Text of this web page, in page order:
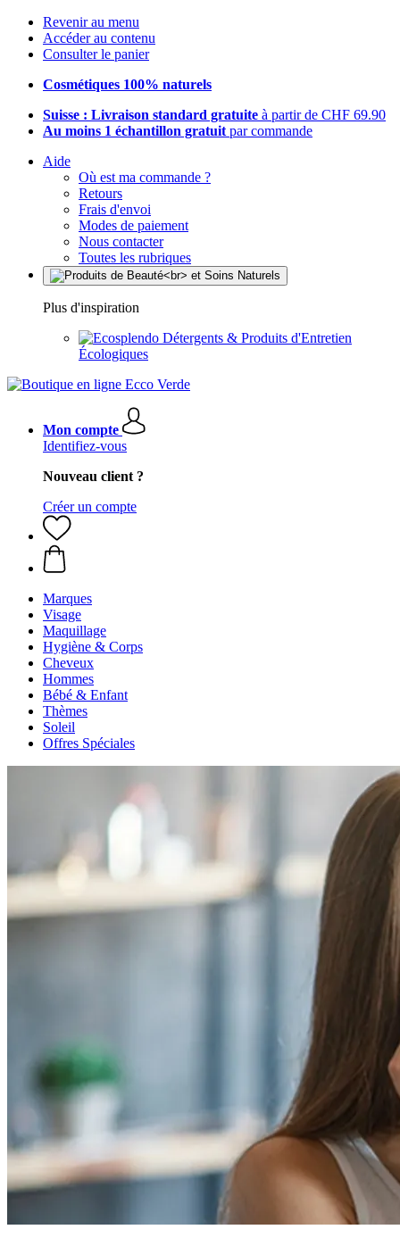
Revenir au menu
Accéder au contenu
Consulter le panier
Cosmétiques 100% naturels
Suisse : Livraison standard gratuite à partir de CHF 69.90
Au moins 1 échantillon gratuit par commande
Aide
Où est ma commande ?
Retours
Frais d'envoi
Modes de paiement
Nous contacter
Toutes les rubriques
Plus d'inspiration
Détergents & Produits d'Entretien
Écologiques
Mon compte
Identifiez-vous
Nouveau client ?
Créer un compte
Marques
Visage
Maquillage
Hygiène & Corps
Cheveux
Hommes
Bébé & Enfant
Thèmes
Soleil
Offres Spéciales